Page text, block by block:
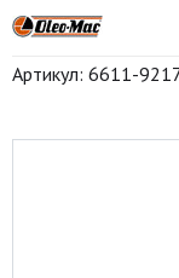
Артикул: 6611-